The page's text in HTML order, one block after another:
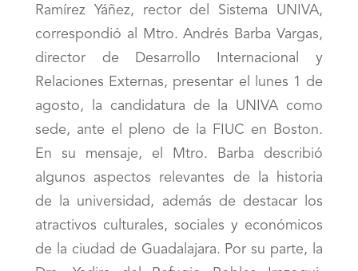
Ramírez Yáñez, rector del Sistema UNIVA,
correspondió al Mtro. Andrés Barba Vargas,
director de Desarrollo Internacional y
Relaciones Externas, presentar el lunes 1 de
agosto, la candidatura de la UNIVA como
sede, ante el pleno de la FIUC en Boston.
En su mensaje, el Mtro. Barba describió
algunos aspectos relevantes de la historia
de la universidad, además de destacar los
atractivos culturales, sociales y económicos
de la ciudad de Guadalajara. Por su parte, la